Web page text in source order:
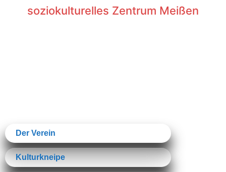
springensoziokulturelles Zentrum Meißen
Der Verein
Kulturkneipe